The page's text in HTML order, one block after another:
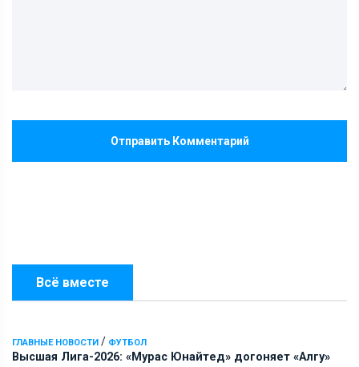
Всё вместе
ГЛАВНЫЕ НОВОСТИ / ФУТБОЛ
Высшая Лига-2026: «Мурас Юнайтед» догоняет «Алгу»
Отправить Комментарий